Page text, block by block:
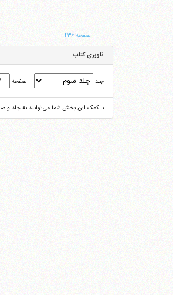
صفحه ۴۳۶
ناوبری کتاب
جلد صفحه
با کمک این بخش شما می‌توانید به جلد و